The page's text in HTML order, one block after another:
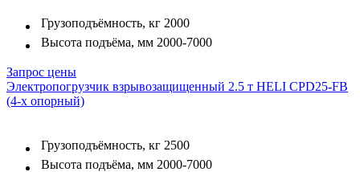
Грузоподъёмность, кг 2000
Высота подъёма, мм 2000-7000
Запрос цены
Электропогрузчик взрывозащищенный 2.5 т HELI CPD25-FB
(4-х опорный)
Грузоподъёмность, кг 2500
Высота подъёма, мм 2000-7000